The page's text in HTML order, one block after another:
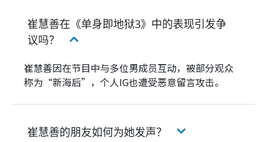
崔慧善在《单身即地狱3》中的表现引发争
议吗？
崔慧善因在节目中与多位男成员互动，被部分观众
称为“新海后”，个人IG也遭受恶意留言攻击。
崔慧善的朋友如何为她发声？